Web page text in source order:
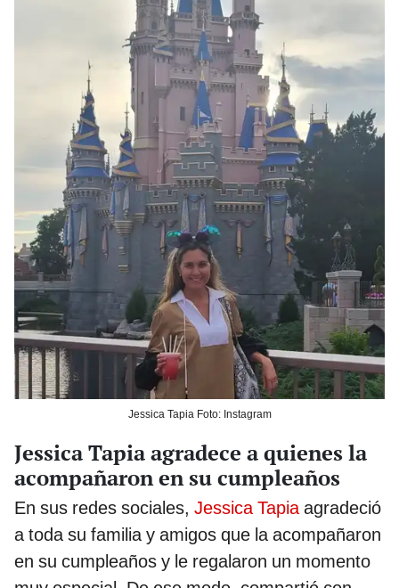
Jessica Tapia Foto: Instagram
Jessica Tapia agradece a quienes la
acompañaron en su cumpleaños
En sus redes sociales, Jessica Tapiaagradeció
a toda su familia y amigos que la acompañaron
en su cumpleaños y le regalaron un momento